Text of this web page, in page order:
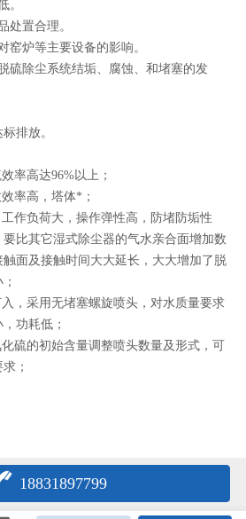
。
处置合理。
窑炉等主要设备的影响。
硫除尘系统结垢、腐蚀、和堵塞的发
排放。
率高达96%以上；
率高，塔体*；
作负荷大，操作弹性高，防堵防垢性
比其它湿式除尘器的气水亲合面增加数
面及接触时间大大延长，大大增加了脱
，采用无堵塞螺旋喷头，对水质量要求
功耗低；
硫的初始含量调整喷头数量及形式，可
；
18831897799